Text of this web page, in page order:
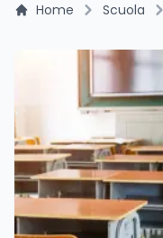
Home Scuola